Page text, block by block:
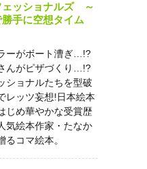
ェッショナルズ ～
手に空想タイム
ーがボート漕ぎ…!?
んがピザづくり…!?
ショナルたちを型破
レッツ妄想!日本絵本
じめ華やかな受賞歴
気絵本作家・たなか
るコマ絵本。